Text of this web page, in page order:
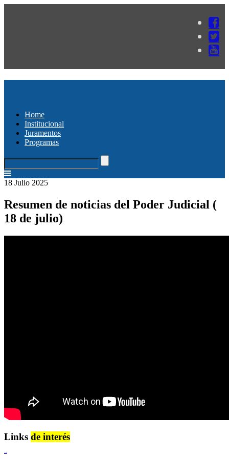
Home
Institucional
Juramentos
Programas
18 Julio 2025
Resumen de noticias del Poder Judicial (
18 de julio)
Links de interés